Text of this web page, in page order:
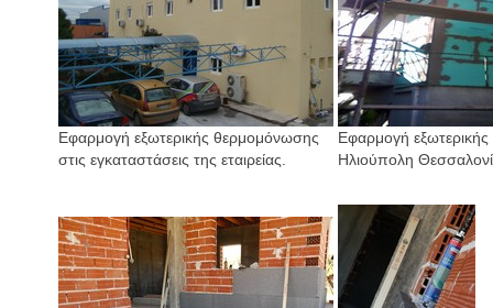
Εφαρμογή εξωτερικής θερμομόνωσης
στις εγκαταστάσεις της εταιρείας.
Εφαρμογή
Ηλιούπολη